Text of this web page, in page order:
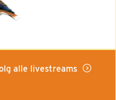
alle livestreams